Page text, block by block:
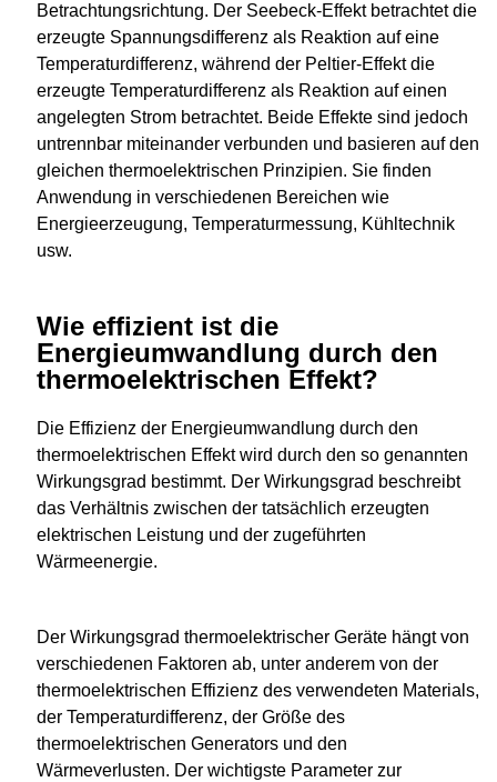
Betrachtungsrichtung. Der Seebeck-Effekt betrachtet die
erzeugte Spannungsdifferenz als Reaktion auf eine
Temperaturdifferenz, während der Peltier-Effekt die
erzeugte Temperaturdifferenz als Reaktion auf einen
angelegten Strom betrachtet. Beide Effekte sind jedoch
untrennbar miteinander verbunden und basieren auf den
gleichen thermoelektrischen Prinzipien. Sie finden
Anwendung in verschiedenen Bereichen wie
Energieerzeugung, Temperaturmessung, Kühltechnik
usw.
Wie effizient ist die
Energieumwandlung durch den
thermoelektrischen Effekt?
Die Effizienz der Energieumwandlung durch den
thermoelektrischen Effekt wird durch den so genannten
Wirkungsgrad bestimmt. Der Wirkungsgrad beschreibt
das Verhältnis zwischen der tatsächlich erzeugten
elektrischen Leistung und der zugeführten
Wärmeenergie.
Der Wirkungsgrad thermoelektrischer Geräte hängt von
verschiedenen Faktoren ab, unter anderem von der
thermoelektrischen Effizienz des verwendeten Materials,
der Temperaturdifferenz, der Größe des
thermoelektrischen Generators und den
Wärmeverlusten. Der wichtigste Parameter zur